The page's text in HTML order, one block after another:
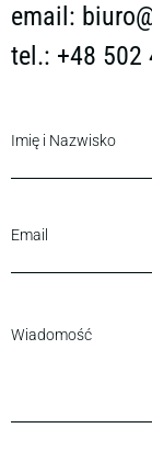
email:
tel.: +48 502